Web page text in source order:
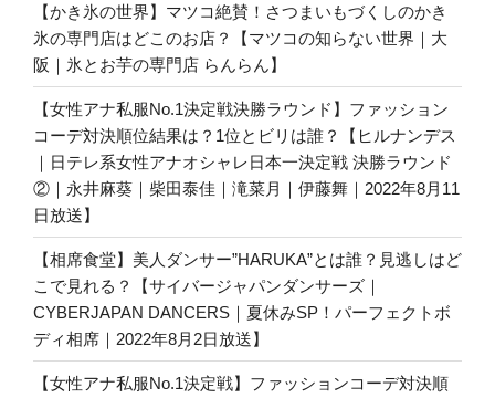
【かき氷の世界】マツコ絶賛！さつまいもづくしのかき
氷の専門店はどこのお店？【マツコの知らない世界｜大
阪｜氷とお芋の専門店 らんらん】
【女性アナ私服No.1決定戦決勝ラウンド】ファッション
コーデ対決順位結果は？1位とビリは誰？【ヒルナンデス
｜日テレ系女性アナオシャレ日本一決定戦 決勝ラウンド
②｜永井麻葵｜柴田泰佳｜滝菜月｜伊藤舞｜2022年8月11
日放送】
【相席食堂】美人ダンサー”HARUKA”とは誰？見逃しはど
こで見れる？【サイバージャパンダンサーズ｜
CYBERJAPAN DANCERS｜夏休みSP！パーフェクトボ
ディ相席｜2022年8月2日放送】
【女性アナ私服No.1決定戦】ファッションコーデ対決順